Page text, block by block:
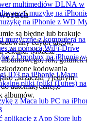
multimediów DLNA w
muzykę na
na iPhonie z WD
muzyczne z komputera na
za pomocą WiFi-Drive
z Dropbox na iPhonie w
ID3 na iPhonie i Macu
pliki (pliki iTunes) na
z Maca lub PC na
aplikację z App Store lub
są błędne lub brakuje
edytor tagów,
sekund. Możesz
rok, gatunek i
kodowania
„krzaczki") jednym
automatycznego
albumów.